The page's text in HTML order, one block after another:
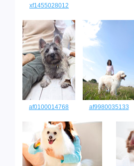
xf1455028012
af0100014768 af9980035133